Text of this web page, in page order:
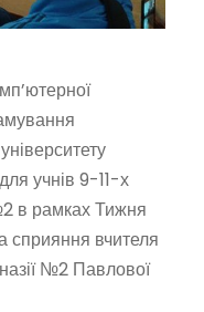
учнів 9-11-х
в рамках Тижня
сприяння вчителя
№2 Павлової